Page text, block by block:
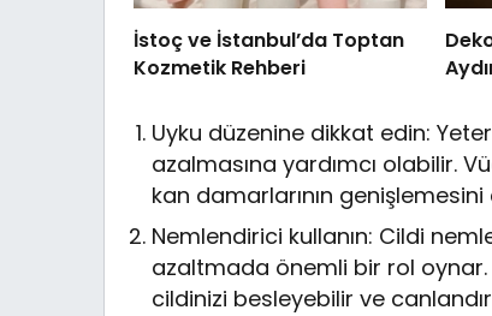
İstoç ve İstanbul’da Toptan
Kozmetik Rehberi
Uyku düzenine dikkat edin:
azalmasına yardımcı olabilir.
kan damarlarının genişlemesini
Nemlendirici kullanın: Cildi
azaltmada önemli bir rol
cildinizi besleyebilir ve